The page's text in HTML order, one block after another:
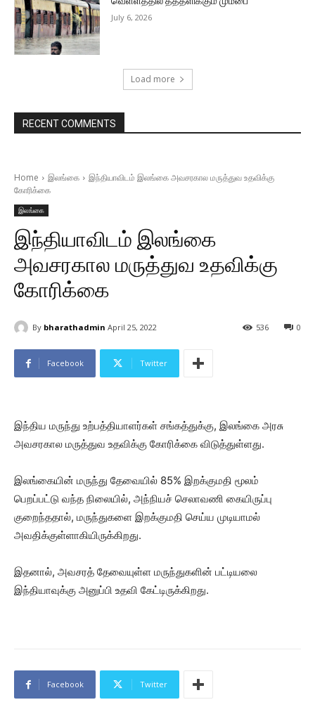
July 6, 2026
Load more
RECENT COMMENTS